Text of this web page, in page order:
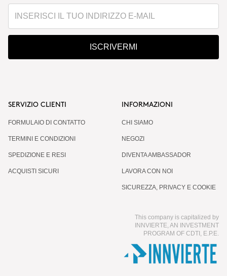
ISCRIVERMI
SERVIZIO CLIENTI
FORMULAIO DI CONTATTO
TERMINI E CONDIZIONI
SPEDIZIONE E RESI
ACQUISTI SICURI
INFORMAZIONI
CHI SIAMO
NEGOZI
DIVENTA AMBASSADOR
LAVORA CON NOI
SICUREZZA, PRIVACY E COOKIE
This company is capitalized by
INNVIERTE, AN INVESTMENT
PROGRAM OF CDTI, E.P.E.